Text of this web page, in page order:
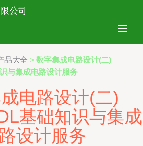
公司
品大全 > 数字集成电路设计(二)
与集成电路设计服务
电路设计(二)
基础知识与集成
设计服务